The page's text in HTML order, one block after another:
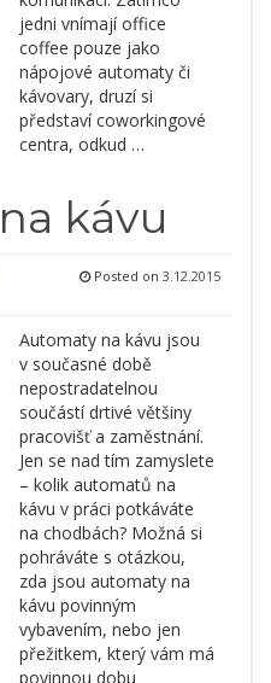
jedni vnímají office
coffee pouze jako
nápojové automaty či
kávovary, druzí si
představí coworkingové
centra, odkud …
kávu
Posted on 3.12.2015
Automaty na kávu jsou
v současné době
nepostradatelnou
součástí drtivé většiny
pracovišť a zaměstnání.
Jen se nad tím zamyslete
– kolik automatů na
kávu v práci potkáváte
na chodbách? Možná si
pohráváte s otázkou,
zda jsou automaty na
kávu povinným
vybavením, nebo jen
přežitkem, který vám má
povinnou dobu